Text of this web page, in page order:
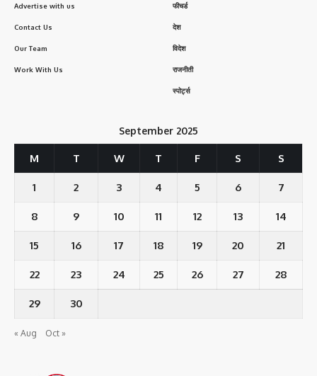
Advertise with us
Contact Us
Our Team
Work With Us
फीचर्ड
देश
विदेश
राजनीती
स्पोर्ट्स
September 2025
M T W T F S S
1 2 3 4 5 6 7
8 9 10 11 12 13 14
15 16 17 18 19 20 21
22 23 24 25 26 27 28
29 30
« Aug Oct »